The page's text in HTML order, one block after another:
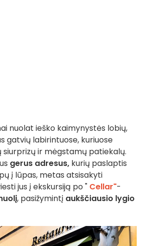
nuolat ieško kaimynystės lobių,
gatvių labirintuose, kuriuose
siurprizų ir mėgstamų patiekalų.
gerus adresus, kurių paslaptis
į lūpas, metas atsisakyti
jus į ekskursiją po " Cellar"-
, pasižymintį aukščiausio lygio